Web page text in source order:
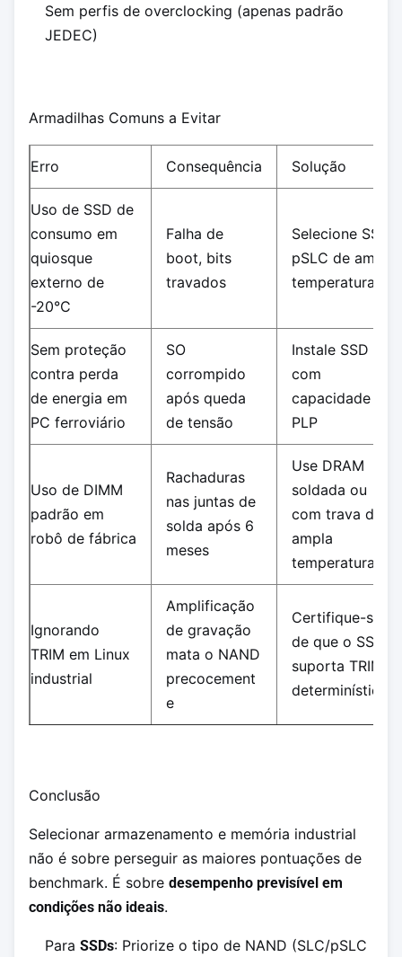
Sem perfis de overclocking (apenas padrão
JEDEC)
Armadilhas Comuns a Evitar
Erro Consequência Solução
Uso de SSD de
consumo em
quiosque
externo de
-20°C
Falha de
boot, bits
travados
Selecione SSD
pSLC de ampla
temperatura
Sem proteção
contra perda
de energia em
PC ferroviário
SO
corrompido
após queda
de tensão
Instale SSD
com
capacidade
PLP
Uso de DIMM
padrão em
robô de fábrica
Rachaduras
nas juntas de
solda após 6
meses
Use DRAM
soldada ou
com trava de
ampla
temperatura
Ignorando
TRIM em Linux
industrial
Amplificação
de gravação
mata o NAND
precocement
e
Certifique-se
de que o SSD
suporta TRIM
determinístico
Conclusão
Selecionar armazenamento e memória industrial
não é sobre perseguir as maiores pontuações de
benchmark. É sobre desempenho previsível em
condições não ideais.
Para SSDs: Priorize o tipo de NAND (SLC/pSLC